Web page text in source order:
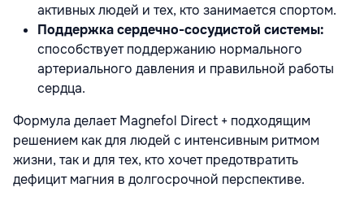
активных людей и тех, кто занимается спортом.
Поддержка сердечно-сосудистой системы:
способствует поддержанию нормального
артериального давления и правильной работы
сердца.
Формула делает Magnefol Direct + подходящим
решением как для людей с интенсивным ритмом
жизни, так и для тех, кто хочет предотвратить
дефицит магния в долгосрочной перспективе.